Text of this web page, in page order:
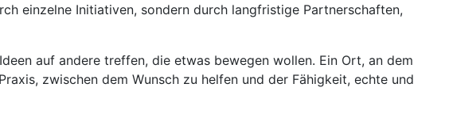
einzelne Initiativen, sondern durch langfristige Partnerschaften,
auf andere treffen, die etwas bewegen wollen. Ein Ort, an dem
zwischen dem Wunsch zu helfen und der Fähigkeit, echte und